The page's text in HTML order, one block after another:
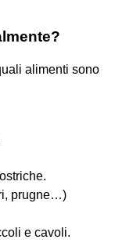
alimenti sono
prugne…)
e cavoli.